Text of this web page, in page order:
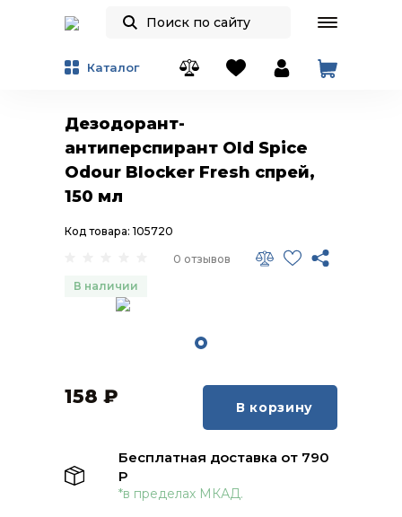
Каталог
Дезодорант-
антиперспирант Old Spice
Odour Blocker Fresh спрей,
150 мл
0 отзывов
Код товара: 105720
В наличии
158 ₽ В корзину
Бесплатная доставка от 790
Р
*в пределах МКАД.